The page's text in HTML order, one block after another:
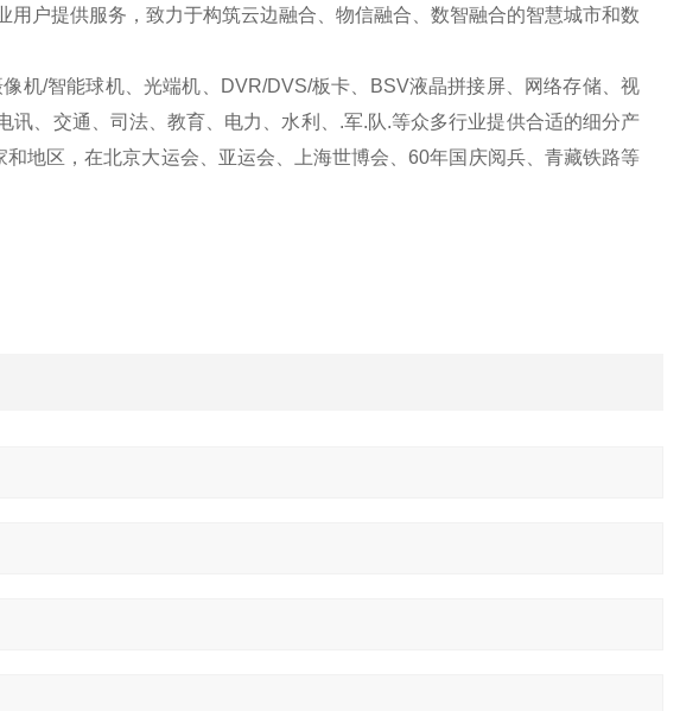
户提供服务，致力于构筑云边融合、物信融合、数智融合的智慧城市和数
机/智能球机、光端机、DVR/DVS/板卡、BSV液晶拼接屏、网络存储、视
、交通、司法、教育、电力、水利、.军.队.等众多行业提供合适的细分产
地区，在北京大运会、亚运会、上海世博会、60年国庆阅兵、青藏铁路等